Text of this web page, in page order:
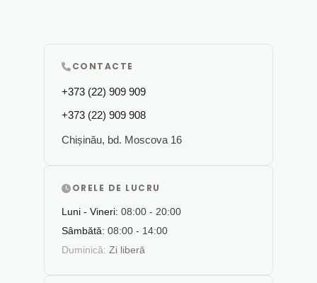
CONTACTE
+373 (22) 909 909
+373 (22) 909 908
Chișinău, bd. Moscova 16
ORELE DE LUCRU
Luni - Vineri: 08:00 - 20:00
Sâmbătă: 08:00 - 14:00
Duminică: Zi liberă